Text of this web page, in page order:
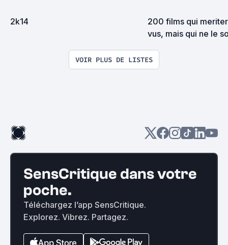
2k14
200 films qui
vus, mais qui ne le
VOIR PLUS DE LISTES
SensCritique dans votre
poche.
Téléchargez l’app SensCritique.
Explorez. Vibrez. Partagez.